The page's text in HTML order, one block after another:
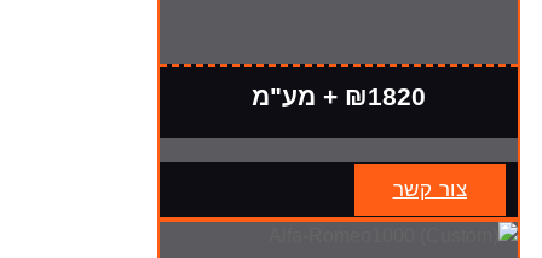
₪1820 + מע"מ
צור קשר